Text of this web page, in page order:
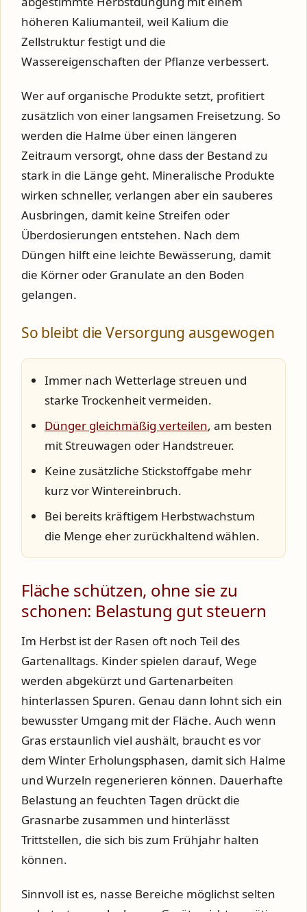
höheren Kaliumanteil, weil Kalium die
Zellstruktur festigt und die
Wassereigenschaften der Pflanze verbessert.
Wer auf organische Produkte setzt, profitiert
zusätzlich von einer langsamen Freisetzung. So
werden die Halme über einen längeren
Zeitraum versorgt, ohne dass der Bestand zu
stark in die Länge geht. Mineralische Produkte
wirken schneller, verlangen aber ein sauberes
Ausbringen, damit keine Streifen oder
Überdosierungen entstehen. Nach dem
Düngen hilft eine leichte Bewässerung, damit
die Körner oder Granulate an den Boden
gelangen.
So bleibt die Versorgung ausgewogen
Immer nach Wetterlage streuen und
starke Trockenheit vermeiden.
Dünger gleichmäßig verteilen, am besten
mit Streuwagen oder Handstreuer.
Keine zusätzliche Stickstoffgabe mehr
kurz vor Wintereinbruch.
Bei bereits kräftigem Herbstwachstum
die Menge eher zurückhaltend wählen.
Fläche schützen, ohne sie zu
schonen: Belastung gut steuern
Im Herbst ist der Rasen oft noch Teil des
Gartenalltags. Kinder spielen darauf, Wege
werden abgekürzt und Gartenarbeiten
hinterlassen Spuren. Genau dann lohnt sich ein
bewusster Umgang mit der Fläche. Auch wenn
Gras erstaunlich viel aushält, braucht es vor
dem Winter Erholungsphasen, damit sich Halme
und Wurzeln regenerieren können. Dauerhafte
Belastung an feuchten Tagen drückt die
Grasnarbe zusammen und hinterlässt
Trittstellen, die sich bis zum Frühjahr halten
können.
Sinnvoll ist es, nasse Bereiche möglichst selten